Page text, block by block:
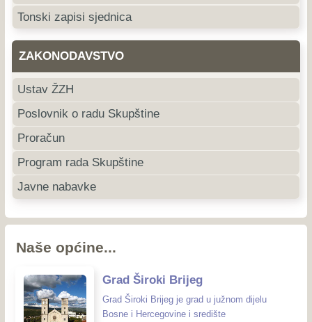
Tonski zapisi sjednica
ZAKONODAVSTVO
Ustav ŽZH
Poslovnik o radu Skupštine
Proračun
Program rada Skupštine
Javne nabavke
Naše općine...
Grad Široki Brijeg
Grad Široki Brijeg je grad u južnom dijelu
Bosne i Hercegovine i središte